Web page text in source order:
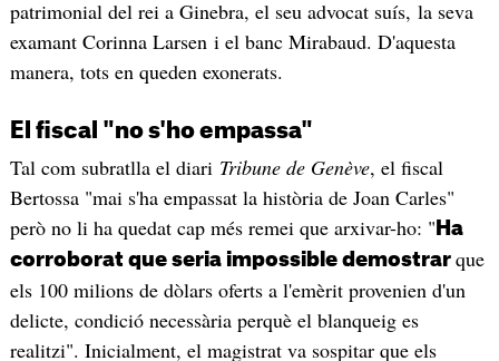
patrimonial del rei a Ginebra, el seu advocat suís, la seva
examant Corinna Larsen i el banc Mirabaud. D'aquesta
manera, tots en queden exonerats.
El fiscal "no s'ho empassa"
Tal com subratlla el diari Tribune de Genève, el fiscal
Bertossa "mai s'ha empassat la història de Joan Carles"
però no li ha quedat cap més remei que arxivar-ho: " Ha
corroborat que seria impossible demostrar que
els 100 milions de dòlars oferts a l'emèrit provenien d'un
delicte, condició necessària perquè el blanqueig es
realitzi". Inicialment, el magistrat va sospitar que els